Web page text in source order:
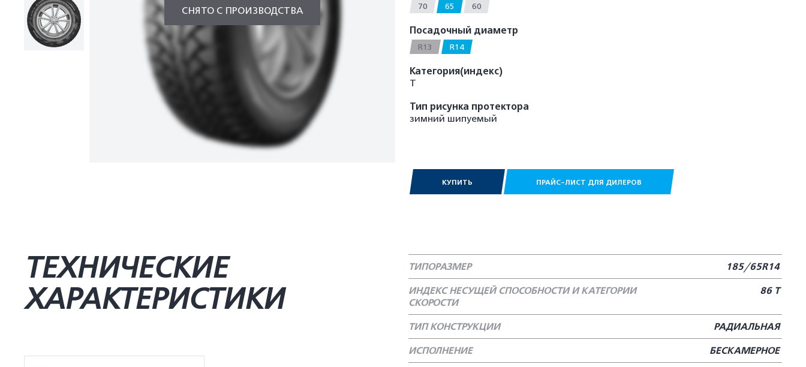
СНЯТО С ПРОИЗВОДСТВА 70 65 60
Посадочный диаметр
R13 R14
Категория(индекс)
T
Тип рисунка протектора
зимний шипуемый
КУПИТЬ ПРАЙС-ЛИСТ ДЛЯ ДИЛЕРОВ
ТЕХНИЧЕСКИЕ
ХАРАКТЕРИСТИКИ
ТИПОРАЗМЕР
185/65R14
ИНДЕКС НЕСУЩЕЙ СПОСОБНОСТИ И КАТЕГОРИИ
СКОРОСТИ
86 T
ТИП КОНСТРУКЦИИ
РАДИАЛЬНАЯ
ИСПОЛНЕНИЕ
БЕСКАМЕРНОЕ